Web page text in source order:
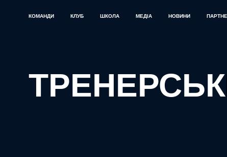
КОМАНДИ КЛУБ ШКОЛА МЕДІА НОВИНИ